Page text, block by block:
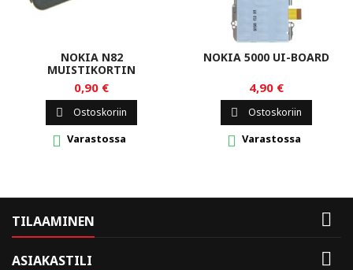
NOKIA N82
MUISTIKORTIN
SUOJAKUORI, MUSTA
0,90 €
 Ostoskoriin
 Varastossa
NOKIA 5000 UI-BOARD
4,90 €
 Ostoskoriin
 Varastossa
TILAAMINEN 
ASIAKASTILI 